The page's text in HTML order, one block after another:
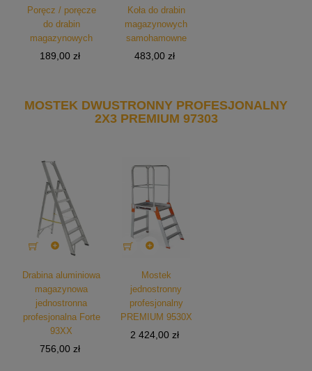
Poręcz / poręcze
do drabin
magazynowych
Cena
189,00 zł
Koła do drabin
magazynowych
samohamowne
Cena
483,00 zł
MOSTEK DWUSTRONNY PROFESJONALNY
2X3 PREMIUM 97303

Drabina aluminiowa
magazynowa
jednostronna
profesjonalna Forte
93XX
Cena
756,00 zł

Mostek
jednostronny
profesjonalny
PREMIUM 9530X
Cena
2 424,00 zł